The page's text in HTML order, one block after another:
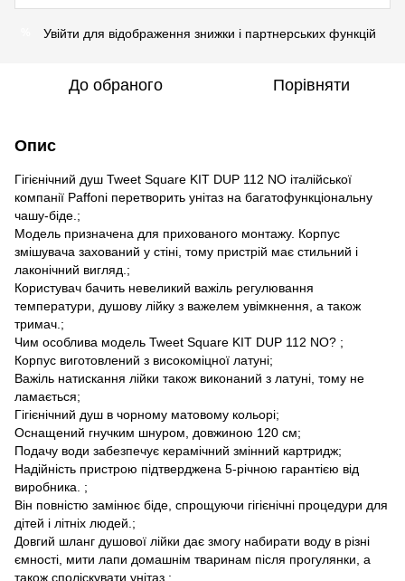
Увійти для відображення знижки і партнерських функцій
До обраного Порівняти
Опис
Гігієнічний душ Tweet Square KIT DUP 112 NO італійської
компанії Paffoni перетворить унітаз на багатофункціональну
чашу-біде.;
Модель призначена для прихованого монтажу. Корпус
змішувача захований у стіні, тому пристрій має стильний і
лаконічний вигляд.;
Користувач бачить невеликий важіль регулювання
температури, душову лійку з важелем увімкнення, а також
тримач.;
Чим особлива модель Tweet Square KIT DUP 112 NO? ;
Корпус виготовлений з високоміцної латуні;
Важіль натискання лійки також виконаний з латуні, тому не
ламається;
Гігієнічний душ в чорному матовому кольорі;
Оснащений гнучким шнуром, довжиною 120 см;
Подачу води забезпечує керамічний змінний картридж;
Надійність пристрою підтверджена 5-річною гарантією від
виробника. ;
Він повністю замінює біде, спрощуючи гігієнічні процедури для
дітей і літніх людей.;
Довгий шланг душової лійки дає змогу набирати воду в різні
ємності, мити лапи домашнім тваринам після прогулянки, а
також споліскувати унітаз.;